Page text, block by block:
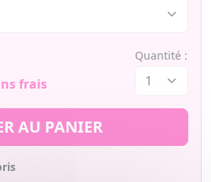
frais
Quantité :
AU PANIER